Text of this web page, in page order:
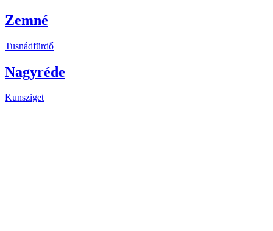
Zemné
Tusnádfürdő
Nagyréde
Kunsziget